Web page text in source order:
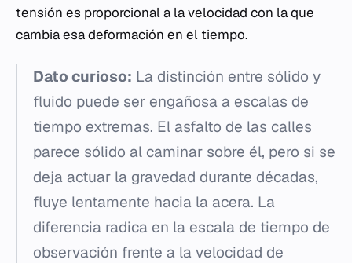
tensión es proporcional a la velocidad con la que
cambia esa deformación en el tiempo.
Dato curioso: La distinción entre sólido y
fluido puede ser engañosa a escalas de
tiempo extremas. El asfalto de las calles
parece sólido al caminar sobre él, pero si se
deja actuar la gravedad durante décadas,
fluye lentamente hacia la acera. La
diferencia radica en la escala de tiempo de
observación frente a la velocidad de